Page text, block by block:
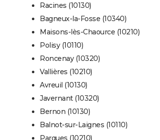
Racines (10130)
Bagneux-la-Fosse (10340)
Maisons-lès-Chaource (10210)
Polisy (10110)
Roncenay (10320)
Vallières (10210)
Avreuil (10130)
Javernant (10320)
Bernon (10130)
Balnot-sur-Laignes (10110)
Pargues (10210)